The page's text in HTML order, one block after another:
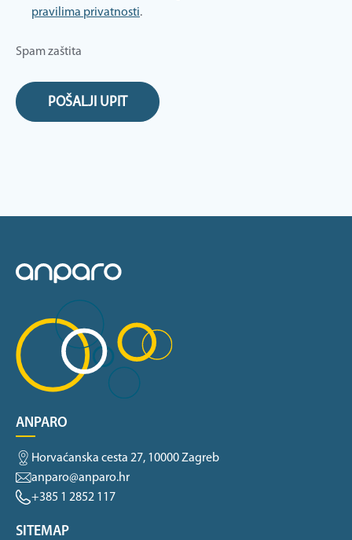
pravilima privatnosti.
Spam zaštita
POŠALJI UPIT
ANPARO
Horvaćanska cesta 27, 10000 Zagreb
anparo@anparo.hr
+385 1 2852 117
SITEMAP